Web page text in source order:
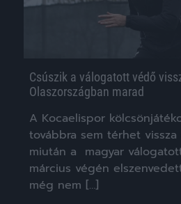
Csúszik a válogatott védő
Olaszországban marad
A Kocaelispor
továbbra sem térhet vissza
miután a magyar
március végén
még nem […]